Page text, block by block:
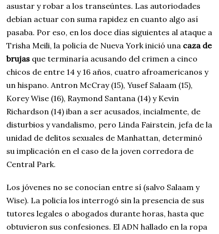
asustar y robar a los transeúntes. Las autoriodades
debían actuar con suma rapidez en cuanto algo así
pasaba. Por eso, en los doce días siguientes al ataque a
Trisha Meili, la policía de Nueva York inició una caza de
brujas que terminaría acusando del crimen a cinco
chicos de entre 14 y 16 años, cuatro afroamericanos y
un hispano. Antron McCray (15), Yusef Salaam (15),
Korey Wise (16), Raymond Santana (14) y Kevin
Richardson (14) iban a ser acusados, incialmente, de
disturbios y vandalismo, pero Linda Fairstein, jefa de la
unidad de delitos sexuales de Manhattan, determinó
su implicación en el caso de la joven corredora de
Central Park.
Los jóvenes no se conocían entre sí (salvo Salaam y
Wise). La policía los interrogó sin la presencia de sus
tutores legales o abogados durante horas, hasta que
obtuvieron sus confesiones. El ADN hallado en la ropa